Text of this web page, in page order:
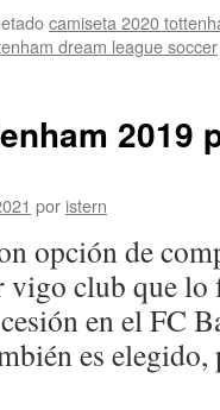
camiseta 2020
dream league soccer
2019
por istern
opción de
vigo club que lo
en el FC
es